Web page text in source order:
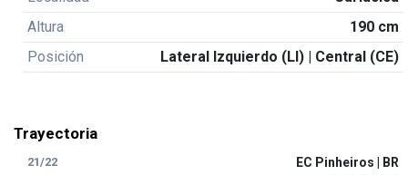
Altura
190 cm
Posición
Lateral Izquierdo (LI) | Central (CE)
Trayectoria
21/22 EC Pinheiros | BR